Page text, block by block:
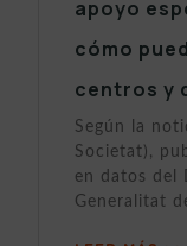
apoyo
cómo
centros y
Según la
Societat),
en datos del
Generalitat